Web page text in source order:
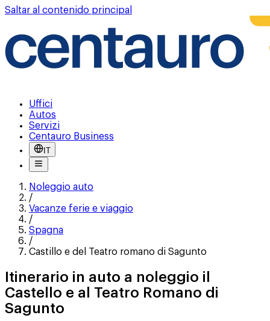
Saltar al contenido principal
Uffici
Autos
Servizi
Centauro Business
IT
Noleggio auto
/
Vacanze ferie e viaggio
/
Spagna
/
Castillo e del Teatro romano di Sagunto
Itinerario in auto a noleggio il
Castello e al Teatro Romano di
Sagunto